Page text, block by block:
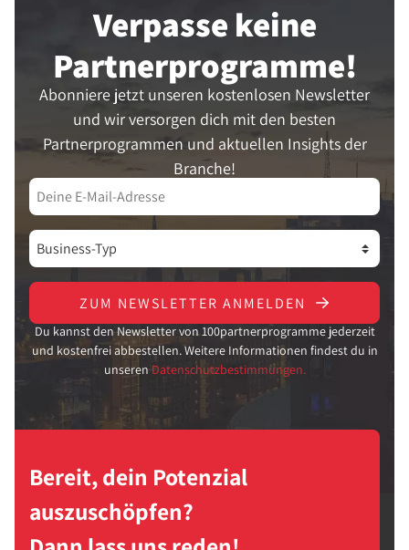
Verpasse keine
Partner­programme!
Abonniere jetzt unseren kostenlosen Newsletter
und wir versorgen dich mit den besten
Partnerprogrammen und aktuellen Insights der
Branche!
ZUM NEWSLETTER ANMELDEN
Du kannst den Newsletter von 100partnerprogramme jederzeit
und kostenfrei abbestellen. Weitere Informationen findest du in
unseren Datenschutzbestimmungen.
Bereit, dein Potenzial
auszuschöpfen?